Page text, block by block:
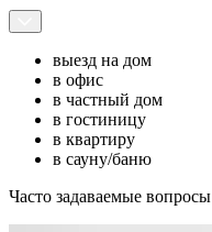
выезд на дом
в офис
в частный дом
в гостиницу
в квартиру
в сауну/баню
Часто задаваемые вопросы